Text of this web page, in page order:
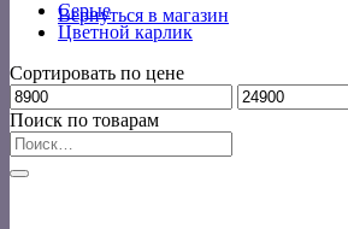
Вернуться в магазин
Серые
Цветной карлик
Сортировать по цене
Минимальная
цена
Максимальная
цена
Поиск по товарам
Искать: